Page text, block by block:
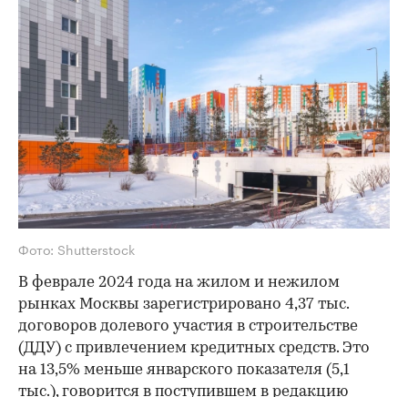
Фото: Shutterstock
В феврале 2024 года на жилом и нежилом
рынках Москвы зарегистрировано 4,37 тыс.
договоров долевого участия в строительстве
(ДДУ) с привлечением кредитных средств. Это
на 13,5% меньше январского показателя (5,1
тыс.), говорится в поступившем в редакцию